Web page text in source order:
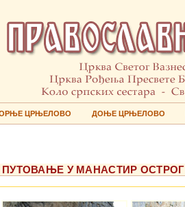
ЦРЊЕЛОВО ДОЊЕ ЦРЊЕЛОВО
ПУТОВАЊЕ У МАНАСТИР ОСТРОГ